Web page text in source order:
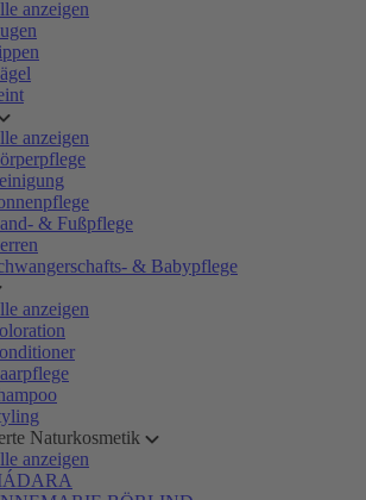
anzeigen
anzeigen
& Fußpflege
& Babypflege
anzeigen
Naturkosmetik
anzeigen